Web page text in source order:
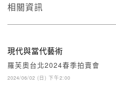
相關資訊
現代與當代藝術
羅芙奧台北2024春季拍賣會
2024/06/02 (日) 下午2:00